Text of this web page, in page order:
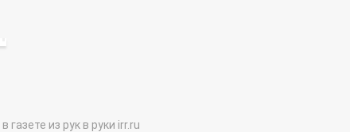
из рук в руки irr.ru